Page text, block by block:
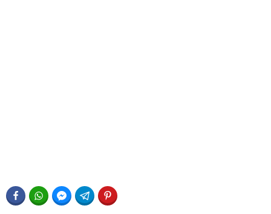
FACEBOOKWHATSAPPFACEBOOK MESSENGER
TELEGRAM